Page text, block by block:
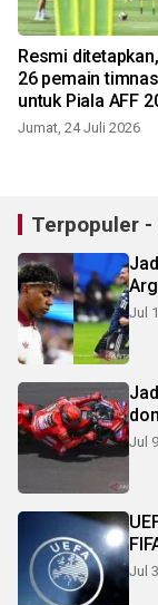
Resmi
26 pemain
untuk Piala AFF
Jumat, 24 Juli 2026
Terpopuler -
Jul
Jul
Jul